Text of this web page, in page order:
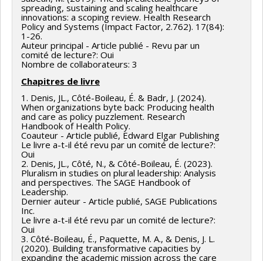
spreading, sustaining and scaling healthcare
innovations: a scoping review. Health Research
Policy and Systems (Impact Factor, 2.762). 17(84):
1-26.
Auteur principal - Article publié - Revu par un
comité de lecture?: Oui
Nombre de collaborateurs: 3
Chapitres de livre
1. Denis, JL., Côté-Boileau, É. & Badr, J. (2024).
When organizations byte back: Producing health
and care as policy puzzlement. Research
Handbook of Health Policy.
Coauteur - Article publié, Edward Elgar Publishing
Le livre a-t-il été revu par un comité de lecture?:
Oui
2. Denis, JL., Côté, N., & Côté-Boileau, É. (2023).
Pluralism in studies on plural leadership: Analysis
and perspectives. The SAGE Handbook of
Leadership.
Dernier auteur - Article publié, SAGE Publications
Inc.
Le livre a-t-il été revu par un comité de lecture?:
Oui
3. Côté-Boileau, É., Paquette, M. A., & Denis, J. L.
(2020). Building transformative capacities by
expanding the academic mission across the care